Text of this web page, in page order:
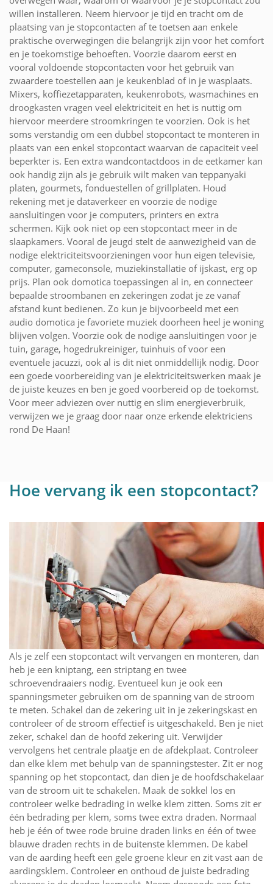
willen installeren. Neem hiervoor je tijd en tracht om de
plaatsing van je stopcontacten af te toetsen aan enkele
praktische overwegingen die belangrijk zijn voor het comfort
en je toekomstige behoeften. Voorzie daarom eerst en
vooral voldoende stopcontacten voor het gebruik van
zwaardere toestellen aan je keukenblad of in je wasplaats.
Mixers, koffiezetapparaten, keukenrobots, wasmachines en
droogkasten vragen veel elektriciteit en het is nuttig om
hiervoor meerdere stroomkringen te voorzien. Ook is het
soms verstandig om een dubbel stopcontact te monteren in
plaats van een enkel stopcontact waarvan de capaciteit veel
beperkter is. Een extra wandcontactdoos in de eetkamer kan
ook handig zijn als je gebruik wilt maken van teppanyaki
platen, gourmets, fonduestellen of grillplaten. Houd
rekening met je dataverkeer en voorzie de nodige
aansluitingen voor je computers, printers en extra
schermen. Kijk ook niet op een stopcontact meer in de
slaapkamers. Vooral de jeugd stelt de aanwezigheid van de
nodige elektriciteitsvoorzieningen voor hun eigen televisie,
computer, gameconsole, muziekinstallatie of ijskast, erg op
prijs. Plan ook domotica toepassingen al in, en connecteer
bepaalde stroombanen en zekeringen zodat je ze vanaf
afstand kunt bedienen. Zo kun je bijvoorbeeld met een
audio domotica je favoriete muziek doorheen heel je woning
blijven volgen. Voorzie ook de nodige aansluitingen voor je
tuin, garage, hogedrukreiniger, tuinhuis of voor een
eventuele jacuzzi, ook al is dit niet onmiddellijk nodig. Door
een goede voorbereiding van je elektriciteitswerken maak je
de juiste keuzes en ben je goed voorbereid op de toekomst.
Voor meer adviezen over nuttig en slim energieverbruik,
verwijzen we je graag door naar onze erkende elektriciens
rond De Haan!
Hoe vervang ik een stopcontact?
Als je zelf een stopcontact wilt vervangen en monteren, dan
heb je een kniptang, een striptang en twee
schroevendraaiers nodig. Eventueel kun je ook een
spanningsmeter gebruiken om de spanning van de stroom
te meten. Schakel dan de zekering uit in je zekeringskast en
controleer of de stroom effectief is uitgeschakeld. Ben je niet
zeker, schakel dan de hoofd zekering uit. Verwijder
vervolgens het centrale plaatje en de afdekplaat. Controleer
dan elke klem met behulp van de spanningstester. Zit er nog
spanning op het stopcontact, dan dien je de hoofdschakelaar
van de stroom uit te schakelen. Maak de sokkel los en
controleer welke bedrading in welke klem zitten. Soms zit er
één bedrading per klem, soms twee extra draden. Normaal
heb je één of twee rode bruine draden links en één of twee
blauwe draden rechts in de buitenste klemmen. De kabel
van de aarding heeft een gele groene kleur en zit vast aan de
aardingsklem. Controleer en onthoud de juiste bedrading